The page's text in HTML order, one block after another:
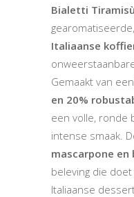
Bialetti Tiramisù
gearomatiseerde,
Italiaanse
Gemaakt van
en 20%
een volle, ronde
intense smaak.
mascarpone en
beleving die
Italiaanse